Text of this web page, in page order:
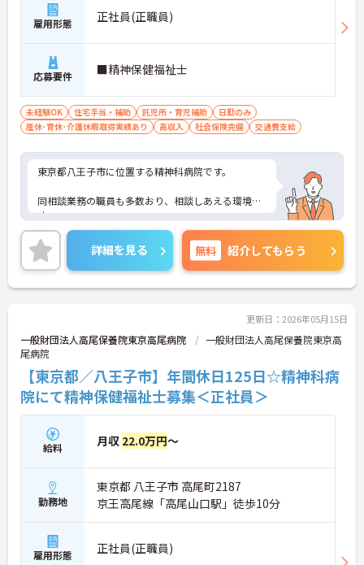
雇用形態 正社員(正職員)
応募要件 ■精神保健福祉士
未経験OK 住宅手当・補助 託児所・育児補助
日勤のみ
産休･育休･介護休暇取得実績あり
高収入 社会保険完備 交通費支給
東京都八王子市に位置する精神科病院です。
同相談業務の職員も多数おり、相談しあえる環境で
す。
最寄り駅からは少し離れておりますが、送迎バスも
あり便利です。
ご興味ある方には、面接対策ポイントなど、さらに
詳細を見る 無料 紹介してもらう
更新日：2026年05月15日
一般財団法人高尾保養院東京高尾病院
一般財団法人高尾保養院東京高
尾病院
【東京都／八王子市】年間休日125日☆精神科病
院にて精神保健福祉士募集＜正社員＞
給料 月収 22.0万円～
勤務地
東京都 八王子市 高尾町2187
京王高尾線「高尾山口駅」徒歩10分
雇用形態 正社員(正職員)